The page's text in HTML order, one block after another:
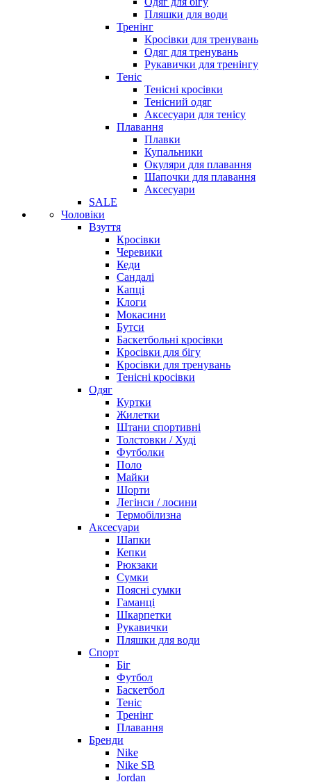
Пляшки для води
Тренінг
Кросівки для тренувань
Одяг для тренувань
Рукавички для тренінгу
Теніс
Тенісні кросівки
Тенісний одяг
Аксесуари для тенісу
Плавання
Плавки
Купальники
Окуляри для плавання
Шапочки для плавання
Аксесуари
SALE
Чоловіки
Взуття
Кросівки
Черевики
Кеди
Сандалі
Капці
Клоги
Мокасини
Бутси
Баскетбольні кросівки
Кросівки для бігу
Кросівки для тренувань
Тенісні кросівки
Одяг
Куртки
Жилетки
Штани спортивні
Толстовки / Худі
Футболки
Поло
Майки
Шорти
Легінси / лосини
Термобілизна
Аксесуари
Шапки
Кепки
Рюкзаки
Сумки
Поясні сумки
Гаманці
Шкарпетки
Рукавички
Пляшки для води
Спорт
Біг
Футбол
Баскетбол
Теніс
Тренінг
Плавання
Бренди
Nike
Nike SB
Jordan